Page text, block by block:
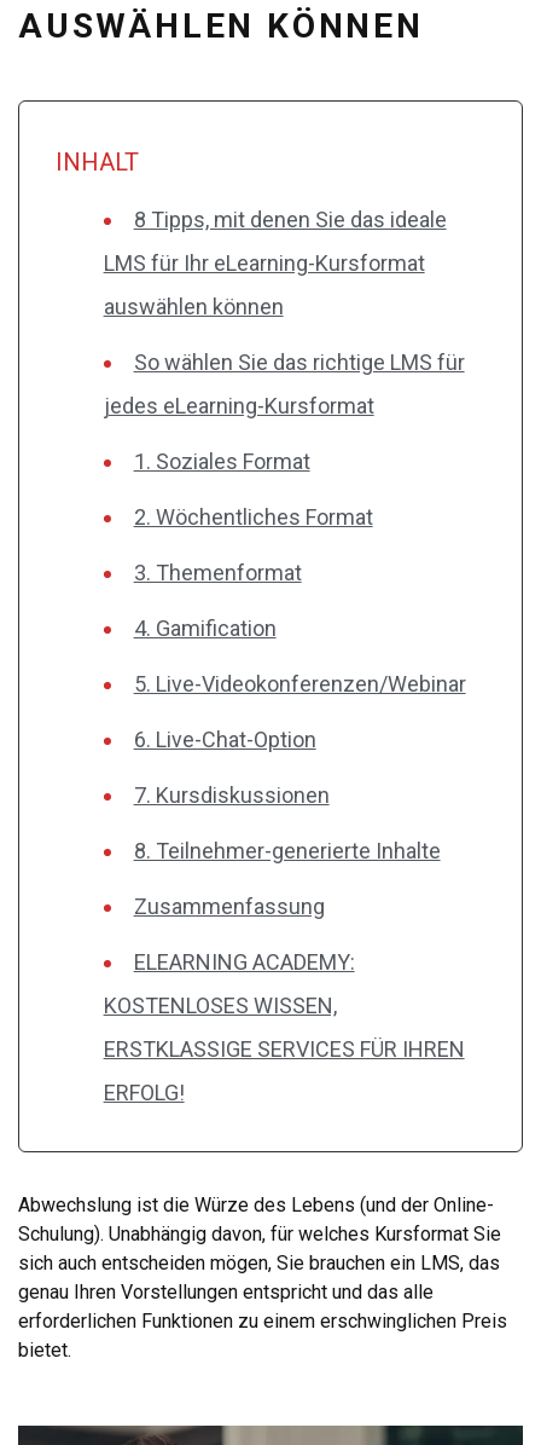
AUSWÄHLEN KÖNNEN
INHALT
8 Tipps, mit denen Sie das ideale
LMS für Ihr eLearning-Kursformat
auswählen können
So wählen Sie das richtige LMS für
jedes eLearning-Kursformat
1. Soziales Format
2. Wöchentliches Format
3. Themenformat
4. Gamification
5. Live-Videokonferenzen/Webinar
6. Live-Chat-Option
7. Kursdiskussionen
8. Teilnehmer-generierte Inhalte
Zusammenfassung
ELEARNING ACADEMY:
KOSTENLOSES WISSEN,
ERSTKLASSIGE SERVICES FÜR IHREN
ERFOLG!
Abwechslung ist die Würze des Lebens (und der Online-
Schulung). Unabhängig davon, für welches Kursformat Sie
sich auch entscheiden mögen, Sie brauchen ein LMS, das
genau Ihren Vorstellungen entspricht und das alle
erforderlichen Funktionen zu einem erschwinglichen Preis
bietet.